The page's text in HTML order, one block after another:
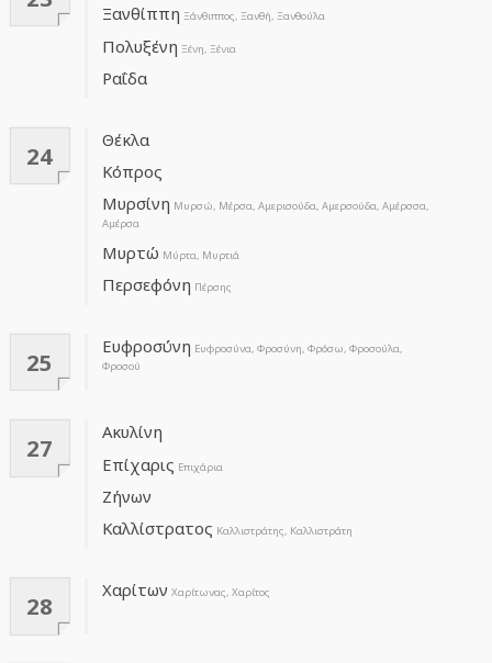
Ξανθίππη Ξάνθιππος, Ξανθή, Ξανθούλα
Πολυξένη Ξένη, Ξένια
Ραΐδα
24
Θέκλα
Κόπρος
Μυρσίνη Μυρσώ, Μέρσα, Αμερισούδα, Αμερσούδα, Αμέρσσα,
Αμέρσα
Μυρτώ Μύρτα, Μυρτιά
Περσεφόνη Πέρσης
25
Ευφροσύνη Ευφροσύνα, Φροσύνη, Φρόσω, Φροσούλα,
Φροσού
27
Ακυλίνη
Επίχαρις Επιχάρια
Ζήνων
Καλλίστρατος Καλλιστράτης, Καλλιστράτη
28
Χαρίτων Χαρίτωνας, Χαρίτος